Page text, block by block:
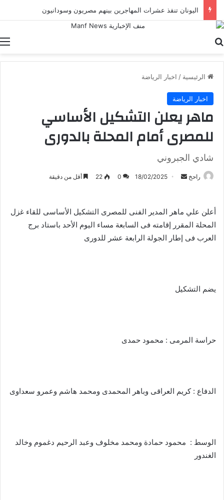
اليونان تنقذ عشرات المهاجرين بينهم مصريون وسودانيون
الرئيسية / اخبار الرياضة
اخبار الرياضة
ماهر يعلن التشكيل الأساسي
للمصرى أمام المحلة بالدورى
شادي الجبروني
راحخ
أرسل 18/02/2025
0
22 أقل من دقيقة
أعلن علي ماهر المدير الفنى للمصرى التشكيل الأساسى للقاء غزل
المحلة المقرر إقامته فى السابعة مساء اليوم الأحد باستاد برج
العرب فى إطار الجولة الرابعة عشر للدورى
يضم التشكيل
حراسة المرمى : محمود حمدى
الدفاع : كريم العراقى وباهر المحمدى ومحمد هاشم وعمرو سعداوى
الوسط : محمود حمادة ومحمد مخلوف وعبد الرحيم دغموم وخالد
الغندور